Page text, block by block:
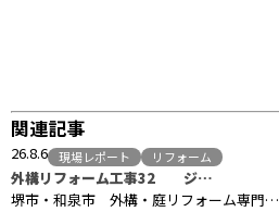
関連記事
26.8.6 現場レポート リフォーム
外構リフォーム工事32 ジ…
堺市・和泉市 外構・庭リフォーム専門…